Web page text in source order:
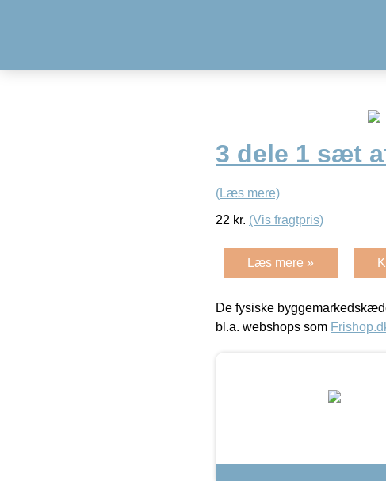
3 dele 1 sæt
(Læs mere)
22 kr. (Vis fragtpris)
Læs mere »
De fysiske
bl.a. webshops som